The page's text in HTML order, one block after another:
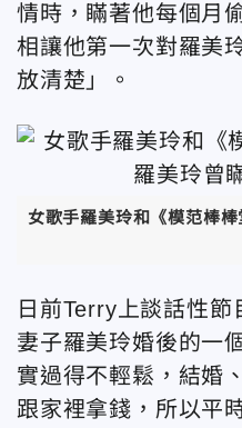
情時，瞞著他每個月
相讓他第一次對羅美
放清楚」。
女歌手羅美玲和《模范棒
日前Terry上談話性
妻子羅美玲婚後的一
實過得不輕鬆，結婚
跟家裡拿錢，所以平